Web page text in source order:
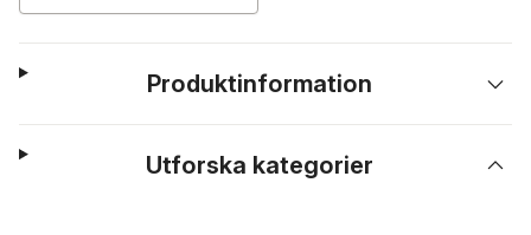
Produktinformation
Utforska kategorier